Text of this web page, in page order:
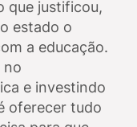
que justificou,
estado o
a educação.
no
e investindo
oferecer tudo